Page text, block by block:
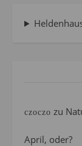
czoczo zu
April, oder?